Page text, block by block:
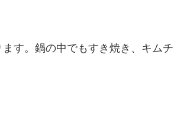
す。鍋の中でもすき焼き、キムチ